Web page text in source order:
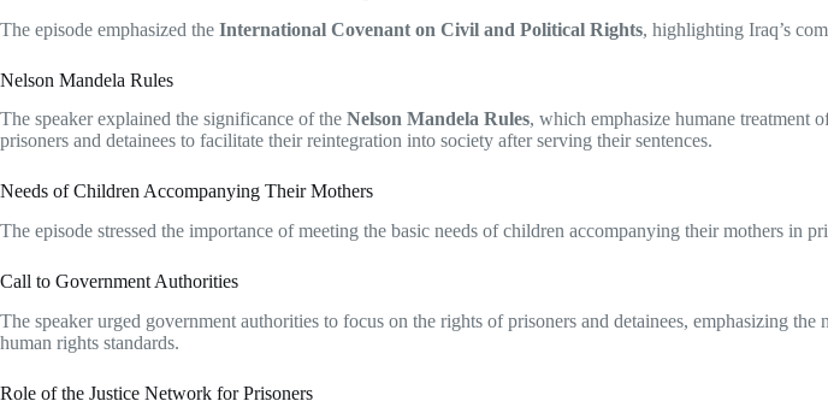
The episode emphasized the International Covenant on Civil and Political Rights, highlighting Iraq’s
Nelson Mandela Rules
The speaker explained the significance of the Nelson Mandela Rules, which emphasize humane treatment
prisoners and detainees to facilitate their reintegration into society after serving their sentences.
Needs of Children Accompanying Their Mothers
The episode stressed the importance of meeting the basic needs of children accompanying their mothers in
Call to Government Authorities
The speaker urged government authorities to focus on the rights of prisoners and detainees, emphasizing
human rights standards.
Role of the Justice Network for Prisoners